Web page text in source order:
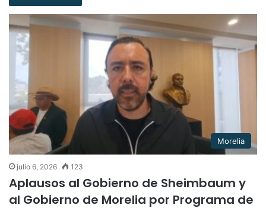
Morelia
julio 6, 2026 123
Aplausos al Gobierno de Sheimbaum y
al Gobierno de Morelia por Programa de